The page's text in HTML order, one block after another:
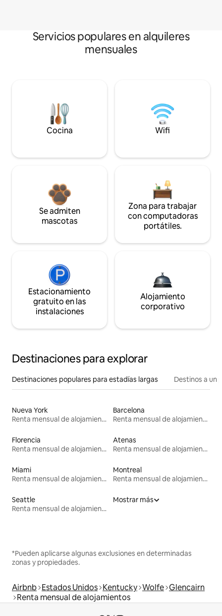
Servicios populares en alquileres
mensuales
Cocina Wifi
Se admiten
mascotas
Zona para trabajar
con computadoras
portátiles.
Estacionamiento
gratuito en las
instalaciones
Alojamiento
corporativo
Destinaciones para explorar
Destinaciones populares para estadías largas Destinos a un
Nueva York
Renta mensual de alojamientos
Barcelona
Renta mensual de alojamientos
Florencia
Renta mensual de alojamientos
Atenas
Renta mensual de alojamientos
Miami
Renta mensual de alojamientos
Montreal
Renta mensual de alojamientos
Seattle
Renta mensual de alojamientos
Mostrar más
*Pueden aplicarse algunas exclusiones en determinadas
zonas y propiedades.
Airbnb Estados Unidos Kentucky Wolfe Glencairn
Renta mensual de alojamientos